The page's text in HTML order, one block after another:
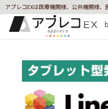
アプレコEXは医療機関様、公共機関様